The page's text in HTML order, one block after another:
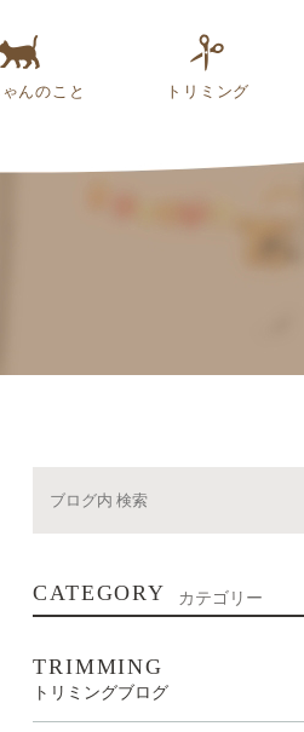
んのこと トリミング
CATEGORY カテゴリー
TRIMMING
トリミングブログ